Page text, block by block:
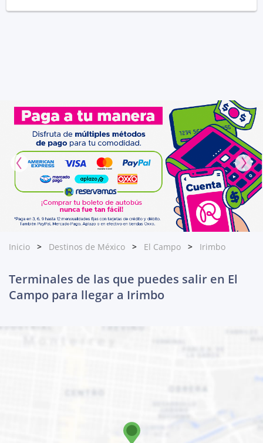
Inicio Destinos de México El Campo Irimbo
Terminales de las que puedes salir en El
Campo para llegar a Irimbo